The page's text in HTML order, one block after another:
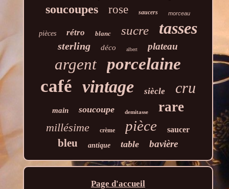
soucoupes rose saucers morceau
pièces rétro blanc sucre tasses
sterling déco albert plateau
argent porcelaine
café vintage siècle cru
main soucoupe demitasse rare
millésime crème pièce saucer
bleu antique table bavière
Page d'accueil